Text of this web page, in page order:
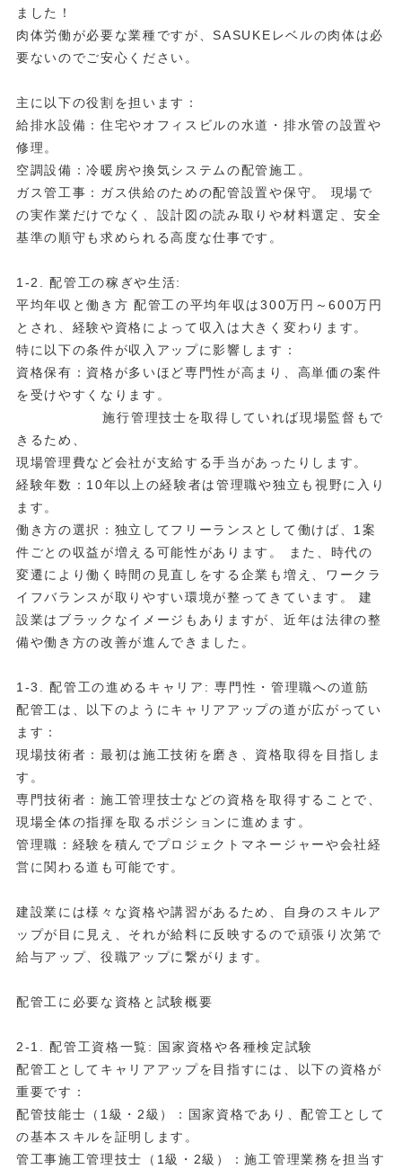
ました！
肉体労働が必要な業種ですが、SASUKEレベルの肉体は必
要ないのでご安心ください。
主に以下の役割を担います：
給排水設備：住宅やオフィスビルの水道・排水管の設置や
修理。
空調設備：冷暖房や換気システムの配管施工。
ガス管工事：ガス供給のための配管設置や保守。 現場で
の実作業だけでなく、設計図の読み取りや材料選定、安全
基準の順守も求められる高度な仕事です。
1-2. 配管工の稼ぎや生活:
平均年収と働き方 配管工の平均年収は300万円～600万円
とされ、経験や資格によって収入は大きく変わります。
特に以下の条件が収入アップに影響します：
資格保有：資格が多いほど専門性が高まり、高単価の案件
を受けやすくなります。
施行管理技士を取得していれば現場監督もで
きるため、
現場管理費など会社が支給する手当があったりします。
経験年数：10年以上の経験者は管理職や独立も視野に入り
ます。
働き方の選択：独立してフリーランスとして働けば、1案
件ごとの収益が増える可能性があります。 また、時代の
変遷により働く時間の見直しをする企業も増え、ワークラ
イフバランスが取りやすい環境が整ってきています。 建
設業はブラックなイメージもありますが、近年は法律の整
備や働き方の改善が進んできました。
1-3. 配管工の進めるキャリア: 専門性・管理職への道筋
配管工は、以下のようにキャリアアップの道が広がってい
ます：
現場技術者：最初は施工技術を磨き、資格取得を目指しま
す。
専門技術者：施工管理技士などの資格を取得することで、
現場全体の指揮を取るポジションに進めます。
管理職：経験を積んでプロジェクトマネージャーや会社経
営に関わる道も可能です。
建設業には様々な資格や講習があるため、自身のスキルア
ップが目に見え、それが給料に反映するので頑張り次第で
給与アップ、役職アップに繋がります。
配管工に必要な資格と試験概要
2-1. 配管工資格一覧: 国家資格や各種検定試験
配管工としてキャリアアップを目指すには、以下の資格が
重要です：
配管技能士（1級・2級）：国家資格であり、配管工として
の基本スキルを証明します。
管工事施工管理技士（1級・2級）：施工管理業務を担当す